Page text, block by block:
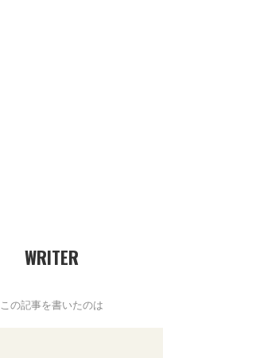
WRITER
この記事を書いたのは